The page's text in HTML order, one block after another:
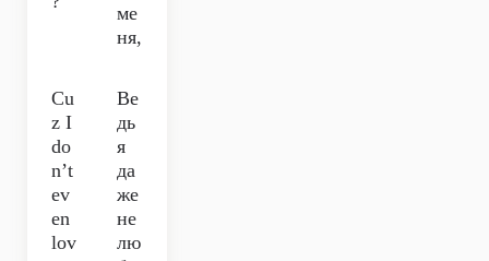
ме
ня,
Cu
z I
do
n’t
ev
en
lov
Ве
дь
я
да
же
не
лю